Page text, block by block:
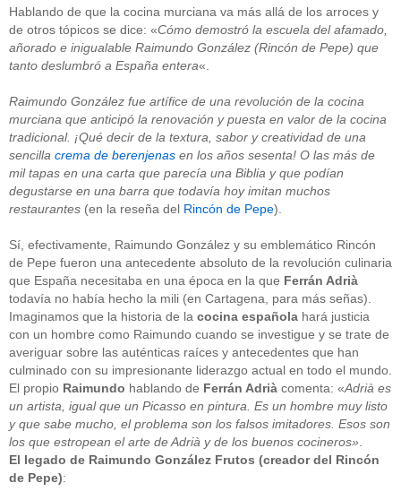
Hablando de que la cocina murciana va más allá de los arroces y
de otros tópicos se dice: «Cómo demostró la escuela del afamado,
añorado e inigualable Raimundo González (Rincón de Pepe) que
tanto deslumbró a España entera«.
Raimundo González fue artífice de una revolución de la cocina
murciana que anticipó la renovación y puesta en valor de la cocina
tradicional. ¡Qué decir de la textura, sabor y creatividad de una
sencilla crema de berenjenas en los años sesenta! O las más de
mil tapas en una carta que parecía una Biblia y que podían
degustarse en una barra que todavía hoy imitan muchos
restaurantes (en la reseña del Rincón de Pepe).
Sí, efectivamente, Raimundo González y su emblemático Rincón
de Pepe fueron una antecedente absoluto de la revolución culinaria
que España necesitaba en una época en la que Ferrán Adrià
todavía no había hecho la mili (en Cartagena, para más señas).
Imaginamos que la historia de la cocina española hará justicia
con un hombre como Raimundo cuando se investigue y se trate de
averiguar sobre las auténticas raíces y antecedentes que han
culminado con su impresionante liderazgo actual en todo el mundo.
El propio Raimundo hablando de Ferrán Adrià comenta: «Adrià es
un artista, igual que un Picasso en pintura. Es un hombre muy listo
y que sabe mucho, el problema son los falsos imitadores. Esos son
los que estropean el arte de Adrià y de los buenos cocineros».
El legado de Raimundo González Frutos (creador del Rincón
de Pepe):